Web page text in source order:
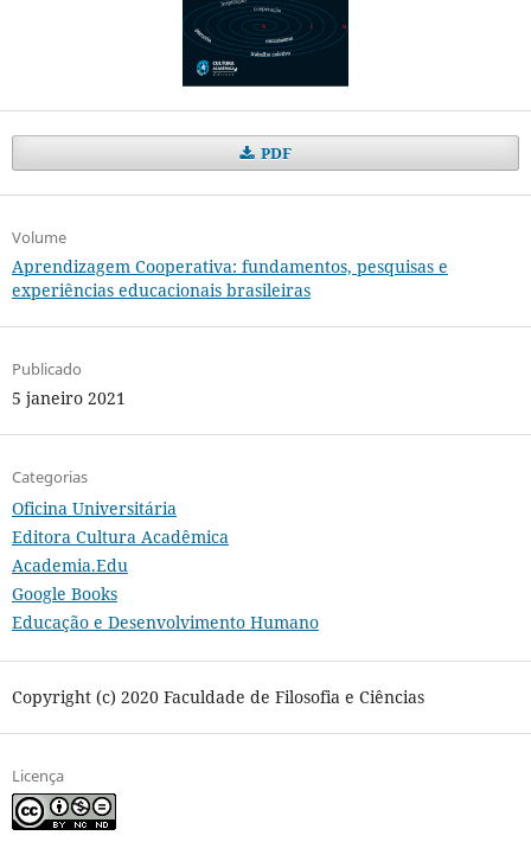
PDF
Volume
Aprendizagem Cooperativa: fundamentos, pesquisas e
experiências educacionais brasileiras
Publicado
5 janeiro 2021
Categorias
Oficina Universitária
Editora Cultura Acadêmica
Academia.Edu
Google Books
Educação e Desenvolvimento Humano
Copyright (c) 2020 Faculdade de Filosofia e Ciências
Licença